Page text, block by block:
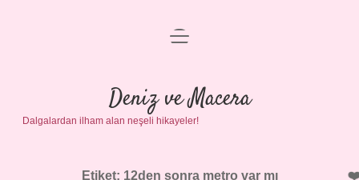
Anasayfa
Gizlilik Politikası
Yasal Uyarı
menüyü
Deniz ve Macera
Dalgalardan ilham alan neşeli hikayeler!
Etiket: 12den sonra metro var mı